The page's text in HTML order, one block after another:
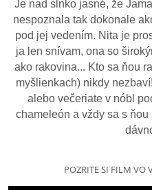
Je nad slnko jasné, že
nespoznala tak dokonale
pod jej vedením. Nita je
ja len snívam, ona so
ako rakovina... Kto sa ňou
myšlienkach) nikdy
alebo večeriate v nóbl
chameleón a vždy sa s
POZRITE SI FILM VO